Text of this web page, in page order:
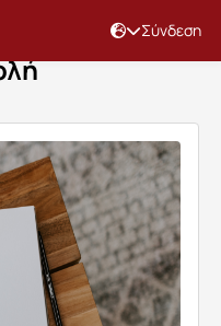
Σύνδεση